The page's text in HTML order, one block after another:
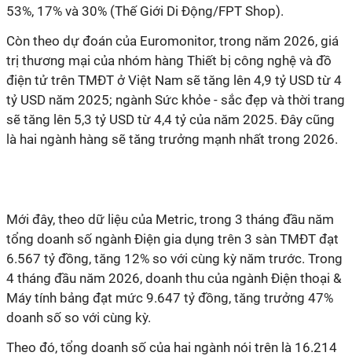
53%, 17% và 30% (Thế Giới Di Động/FPT Shop).
Còn theo dự đoán của Euromonitor, trong năm 2026, giá
trị thương mại của nhóm hàng Thiết bị công nghệ và đồ
điện tử trên TMĐT ở Việt Nam sẽ tăng lên 4,9 tỷ USD từ 4
tỷ USD năm 2025; ngành Sức khỏe - sắc đẹp và thời trang
sẽ tăng lên 5,3 tỷ USD từ 4,4 tỷ của năm 2025. Đây cũng
là hai ngành hàng sẽ tăng trưởng mạnh nhất trong 2026.
Mới đây, theo dữ liệu của Metric, trong 3 tháng đầu năm
tổng doanh số ngành Điện gia dụng trên 3 sàn TMĐT đạt
6.567 tỷ đồng, tăng 12% so với cùng kỳ năm trước. Trong
4 tháng đầu năm 2026, doanh thu của ngành Điện thoại &
Máy tính bảng đạt mức 9.647 tỷ đồng, tăng trưởng 47%
doanh số so với cùng kỳ.
Theo đó, tổng doanh số của hai ngành nói trên là 16.214